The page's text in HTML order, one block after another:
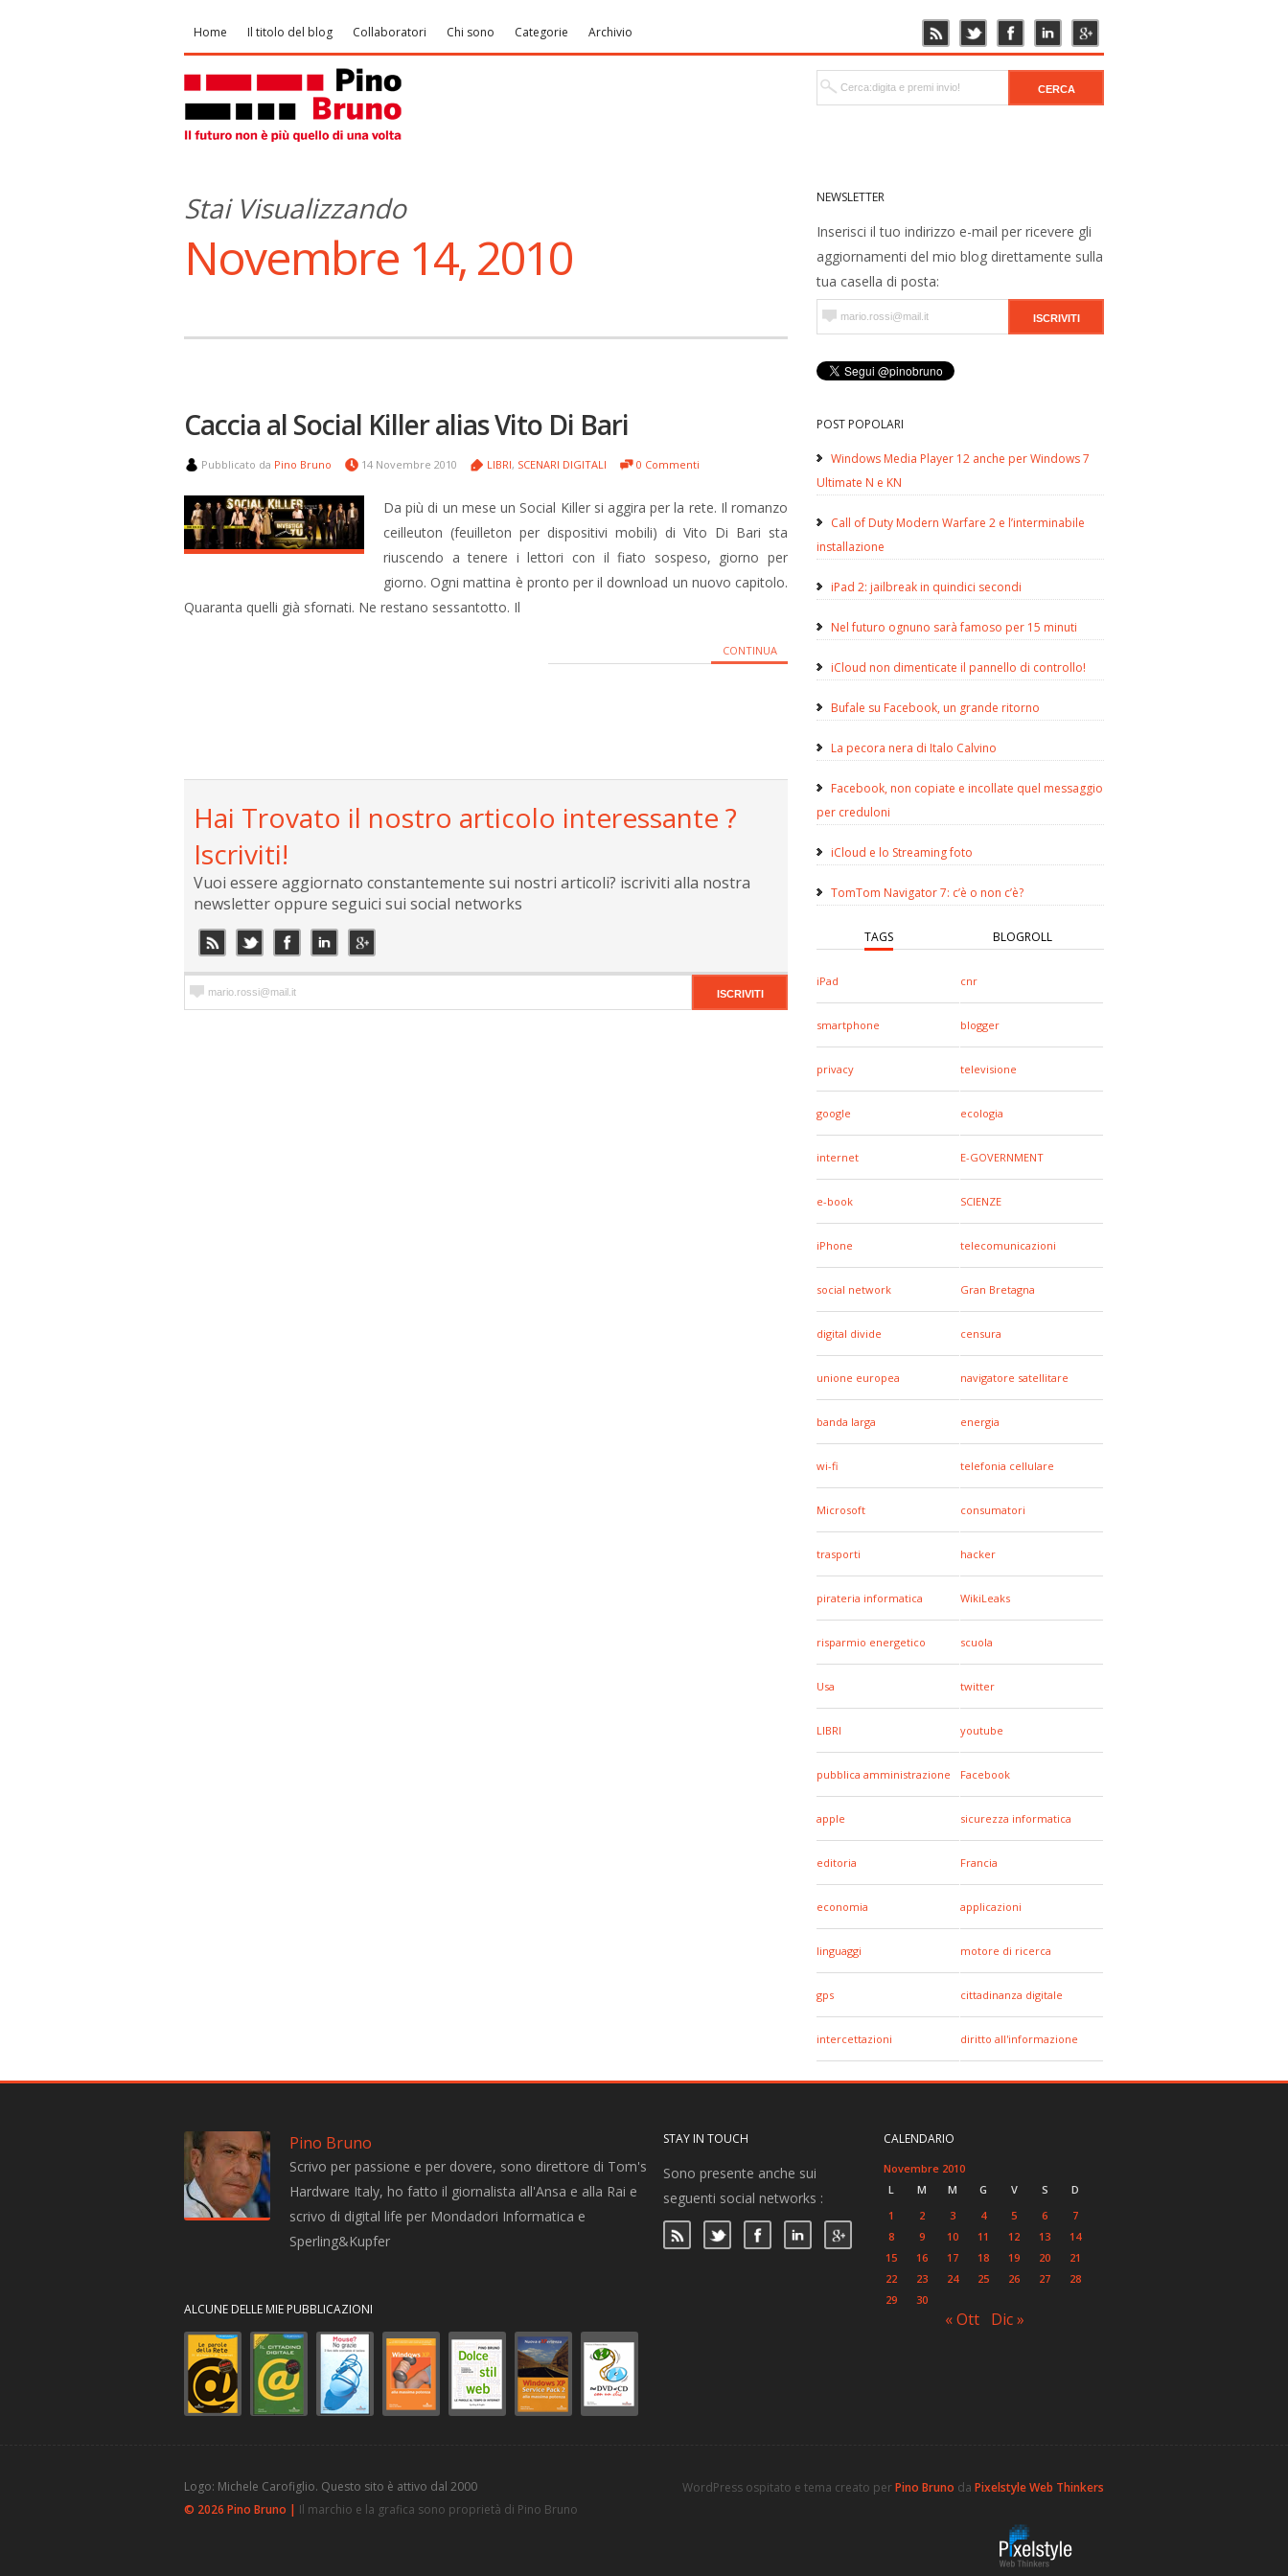
Home Il titolo del blog Collaboratori Chi sono Categorie Archivio
NEWSLETTER
Inserisci il tuo indirizzo e-mail per ricevere gli
aggiornamenti del mio blog direttamente sulla
tua casella di posta:
POST POPOLARI
Windows Media Player 12 anche per Windows 7
Ultimate N e KN
Call of Duty Modern Warfare 2 e l’interminabile
installazione
iPad 2: jailbreak in quindici secondi
Nel futuro ognuno sarà famoso per 15 minuti
iCloud non dimenticate il pannello di controllo!
Bufale su Facebook, un grande ritorno
La pecora nera di Italo Calvino
Facebook, non copiate e incollate quel messaggio
per creduloni
iCloud e lo Streaming foto
TomTom Navigator 7: c’è o non c’è?
TAGS BLOGROLL
iPad cnr
smartphone blogger
privacy televisione
google ecologia
internet E-GOVERNMENT
e-book SCIENZE
iPhone telecomunicazioni
social network Gran Bretagna
digital divide censura
unione europea navigatore satellitare
banda larga energia
wi-fi telefonia cellulare
Microsoft consumatori
trasporti hacker
pirateria informatica WikiLeaks
risparmio energetico scuola
Usa twitter
LIBRI youtube
pubblica amministrazione Facebook
apple sicurezza informatica
editoria Francia
economia applicazioni
linguaggi motore di ricerca
gps cittadinanza digitale
intercettazioni diritto all'informazione
Stai Visualizzando
Novembre 14, 2010
Caccia al Social Killer alias Vito Di Bari
Pubblicato da Pino Bruno 14 Novembre 2010 LIBRI, SCENARI DIGITALI 0 Commenti
Da più di un mese un Social Killer si aggira per la rete. Il romanzo
ceilleuton (feuilleton per dispositivi mobili) di Vito Di Bari sta
riuscendo a tenere i lettori con il fiato sospeso, giorno per
giorno. Ogni mattina è pronto per il download un nuovo capitolo.
Quaranta quelli già sfornati. Ne restano sessantotto. Il
CONTINUA
Hai Trovato il nostro articolo interessante ?
Iscriviti!
Vuoi essere aggiornato constantemente sui nostri articoli? iscriviti alla nostra
newsletter oppure seguici sui social networks
Pino Bruno
Scrivo per passione e per dovere, sono direttore di Tom's
Hardware Italy, ho fatto il giornalista all'Ansa e alla Rai e
scrivo di digital life per Mondadori Informatica e
Sperling&Kupfer
ALCUNE DELLE MIE PUBBLICAZIONI
STAY IN TOUCH
Sono presente anche sui
seguenti social networks :
CALENDARIO
Novembre 2010
L
M M G V S
D
1
2 3 4 5 6
7
8
9 10 11 12 13
14
15
16 17 18 19 20
21
22
23 24 25 26 27
28
29
30
« Ott Dic »
WordPress ospitato e tema creato perPino Bruno da Pixelstyle Web Thinkers
Logo: Michele Carofiglio. Questo sito è attivo dal 2000
© 2026 Pino Bruno | Il marchio e la grafica sono proprietà di Pino Bruno